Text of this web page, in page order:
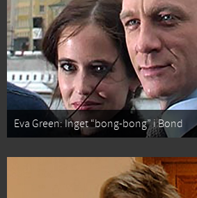
Eva Green: Inget “bong-bong” i Bond